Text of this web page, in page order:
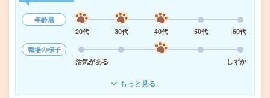
年齢層
20代
30代 40代 50代
60代
職場の様子
活気がある
しずか
もっと見る